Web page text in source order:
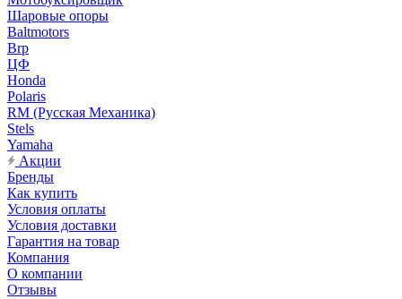
Шаровые опоры
Baltmotors
Brp
ЦФ
Honda
Polaris
RM (Русская Механика)
Stels
Yamaha
Акции
Бренды
Как купить
Условия оплаты
Условия доставки
Гарантия на товар
Компания
О компании
Отзывы